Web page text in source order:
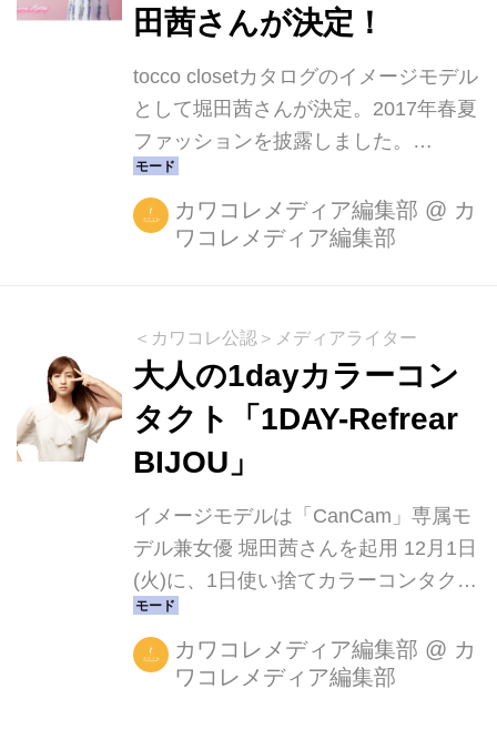
今日のアクセサリー @ader_official...
田茜さんが決定！
tocco closetカタログのイメージモデル
として堀田茜さんが決定。2017年春夏
ファッションを披露しました。
【tocco closet「トッコ・クローゼッ
ト」について】 ファッション雑誌に登
場するモデルや有名人、また、読者モ
女の子らしいライフスタイルを提案す
るレディースファッションブランドで
す。 春夏の新作カタログtocco closet
イメージモデルとして、女性雑誌でも
大人気モデル、堀田茜さん決定。合わ
PINK!PINK!!PINK! Akane Hotta 」...
カワコレメディア編集部 @ カ
ワコレメディア編集部
＜カワコレ公認＞メディアライター
大人の1dayカラーコン
タクト「1DAY-Refrear
BIJOU」
イメージモデルは「CanCam」専属モ
デル兼女優 堀田茜さんを起用 12月1日
(火)に、1日使い捨てカラーコンタクト
レンズ「1DAY-Refrear BIJOU(ワンデ
ーリフレアビジュー)」が発売されまし
た。 高品質なコンタクトレンズブラン
カワコレメディア編集部 @ カ
ワコレメディア編集部